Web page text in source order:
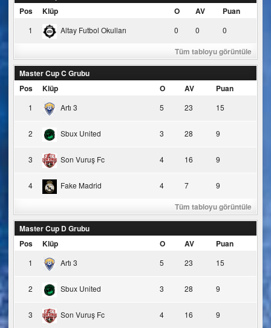
Pos
Klüp O AV Puan
1 Altay Futbol Okulları 0 0 0
Tüm tabloyu görüntüle
Master Cup C Grubu
Pos
Klüp O AV Puan
1 Artı 3 5 23 15
2 Sbux United 3 28 9
3 Son Vuruş Fc 4 16 9
4 Fake Madrid 4 7 9
Tüm tabloyu görüntüle
Master Cup D Grubu
Pos
Klüp O AV Puan
1 Artı 3 5 23 15
2 Sbux United 3 28 9
3 Son Vuruş Fc 4 16 9